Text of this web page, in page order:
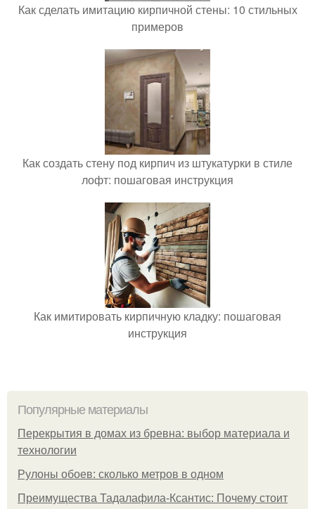
Как сделать имитацию кирпичной стены: 10 стильных
примеров
Как создать стену под кирпич из штукатурки в стиле
лофт: пошаговая инструкция
Как имитировать кирпичную кладку: пошаговая
инструкция
Популярные материалы
Перекрытия в домах из бревна: выбор материала и
технологии
Рулоны обоев: сколько метров в одном
Преимущества Тадалафила-Ксантис: Почему стоит